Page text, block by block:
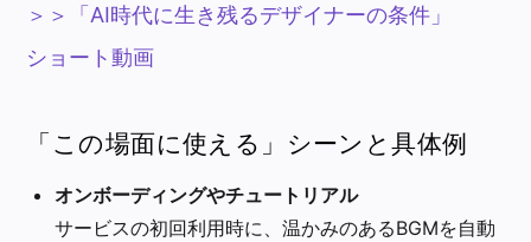
＞＞「AI時代に生き残るデザイナーの条件」
ショート動画
「この場面に使える」シーンと具体例
オンボーディングやチュートリアル
サービスの初回利用時に、温かみのあるBGMを自動